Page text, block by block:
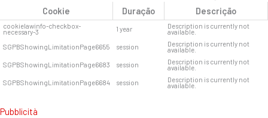
Cookie
Duração Descrição
cookielawinfo-checkbox-
necessary-3 1 year Description is currently not
available.
SGPBShowingLimitationPage6655
session Description is currently not
available.
SGPBShowingLimitationPage6683
session Description is currently not
available.
SGPBShowingLimitationPage6684
session Description is currently not
available.
Pubblicità